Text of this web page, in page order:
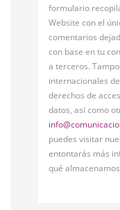
formulario
Website con el
comentarios
con base en tu
a terceros.
internacionales
derechos de
datos, así como
puedes visitar
entontarás más
qué